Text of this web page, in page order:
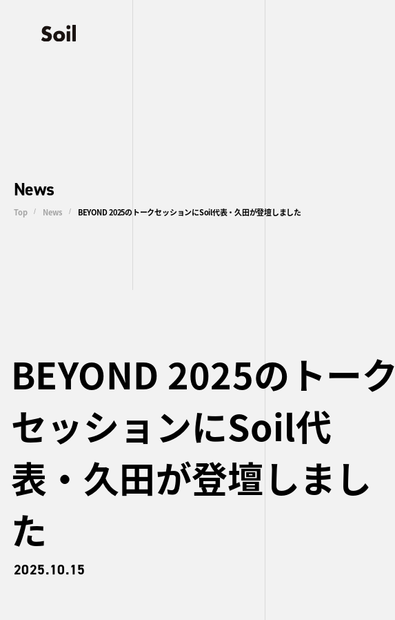
News
Top / News / BEYOND 2025のトークセッションにSoil代表・久田が登壇しました
BEYOND 2025のトーク
セッションにSoil代
表・久田が登壇しまし
た
2025.10.15